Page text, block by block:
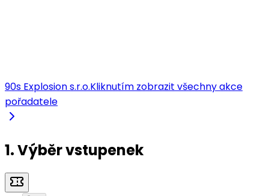
90s Explosion s.r.o.Kliknutím zobrazit všechny akce
pořadatele
1. Výběr vstupenek